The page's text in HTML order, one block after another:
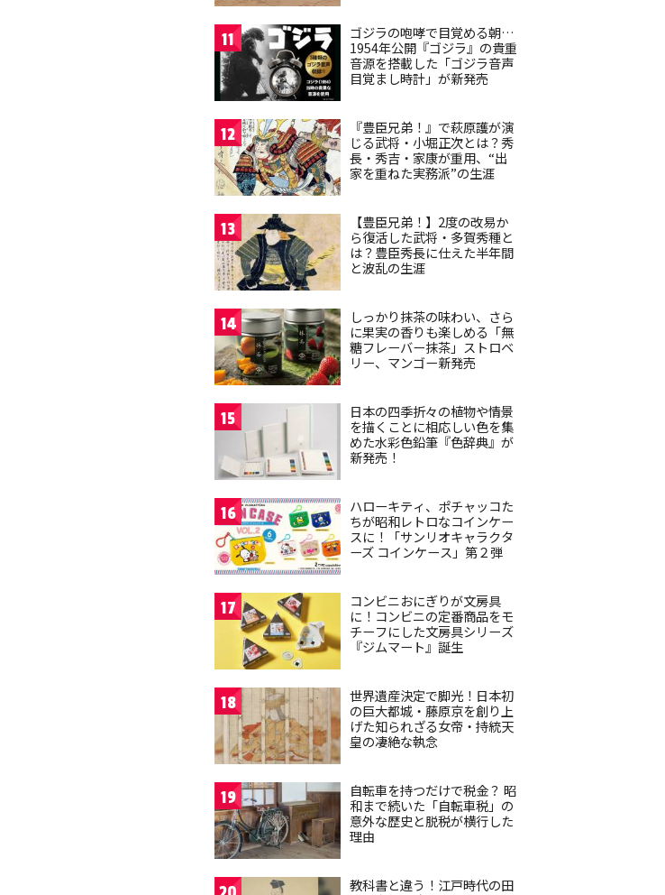
11
ゴジラの咆哮で目覚める朝…
1954年公開『ゴジラ』の貴重
音源を搭載した「ゴジラ音声
目覚まし時計」が新発売
12
『豊臣兄弟！』で萩原護が演
じる武将・小堀正次とは？秀
長・秀吉・家康が重用、“出
家を重ねた実務派”の生涯
13
【豊臣兄弟！】2度の改易か
ら復活した武将・多賀秀種と
は？豊臣秀長に仕えた半年間
と波乱の生涯
14
しっかり抹茶の味わい、さら
に果実の香りも楽しめる「無
糖フレーバー抹茶」ストロベ
リー、マンゴー新発売
15
日本の四季折々の植物や情景
を描くことに相応しい色を集
めた水彩色鉛筆『色辞典』が
新発売！
16
ハローキティ、ポチャッコた
ちが昭和レトロなコインケー
スに！「サンリオキャラクタ
ーズ コインケース」第２弾
17
コンビニおにぎりが文房具
に！コンビニの定番商品をモ
チーフにした文房具シリーズ
『ジムマート』誕生
18
世界遺産決定で脚光！日本初
の巨大都城・藤原京を創り上
げた知られざる女帝・持統天
皇の凄絶な執念
19
自転車を持つだけで税金？ 昭
和まで続いた「自転車税」の
意外な歴史と脱税が横行した
理由
教科書と違う！江戸時代の田